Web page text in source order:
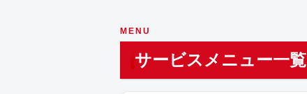
MENU
サービスメニュー一覧